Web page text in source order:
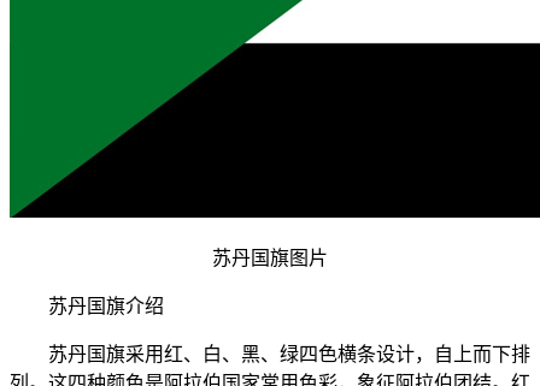
苏丹国旗图片
苏丹国旗介绍
苏丹国旗采用红、白、黑、绿四色横条设计，自上而下排